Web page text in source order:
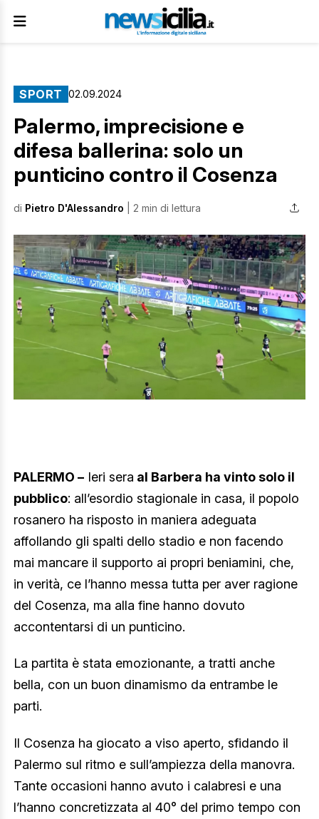
SPORT 02.09.2024
Palermo, imprecisione e
difesa ballerina: solo un
punticino contro il Cosenza
di Pietro D'Alessandro | 2 min di lettura
PALERMO – Ieri sera al Barbera ha vinto solo il
pubblico: all’esordio stagionale in casa, il popolo
rosanero ha risposto in maniera adeguata
affollando gli spalti dello stadio e non facendo
mai mancare il supporto ai propri beniamini, che,
in verità, ce l’hanno messa tutta per aver ragione
del Cosenza, ma alla fine hanno dovuto
accontentarsi di un punticino.
La partita è stata emozionante, a tratti anche
bella, con un buon dinamismo da entrambe le
parti.
Il Cosenza ha giocato a viso aperto, sfidando il
Palermo sul ritmo e sull’ampiezza della manovra.
Tante occasioni hanno avuto i calabresi e una
l’hanno concretizzata al 40° del primo tempo con